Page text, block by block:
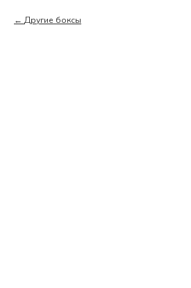
Другие боксы